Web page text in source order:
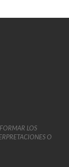
LOS
O